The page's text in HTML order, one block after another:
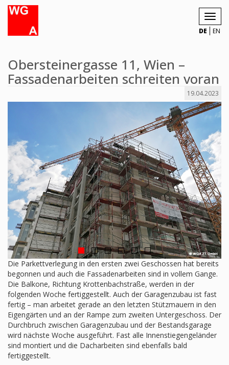
DE EN
Obersteinergasse 11, Wien –
Fassadenarbeiten schreiten voran
19.04.2023
Die Parkettverlegung in den ersten zwei Geschossen hat bereits
begonnen und auch die Fassadenarbeiten sind in vollem Gange.
Die Balkone, Richtung Krottenbachstraße, werden in der
folgenden Woche fertiggestellt. Auch der Garagenzubau ist fast
fertig – man arbeitet gerade an den letzten Stützmauern in den
Eigengärten und an der Rampe zum zweiten Untergeschoss. Der
Durchbruch zwischen Garagenzubau und der Bestandsgarage
wird nächste Woche ausgeführt. Fast alle Innenstiegengeländer
sind montiert und die Dacharbeiten sind ebenfalls bald
fertiggestellt.